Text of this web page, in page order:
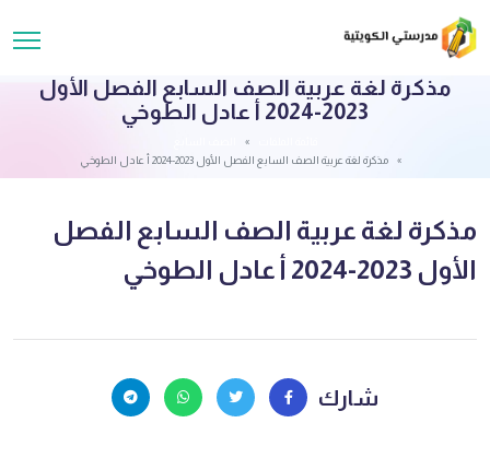
مذكرة لغة عربية الصف السابع الفصل الأول
2023-2024 أ عادل الطوخي
مذكرة لغة عربية الصف السابع الفصل الأول 2023-2024 أ عادل الطوخي
مذكرة لغة عربية الصف السابع الفصل
الأول 2023-2024 أ عادل الطوخي
شارك